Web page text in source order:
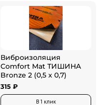
Виброизоляция
Comfort Mat ТИШИНА
Bronze 2 (0,5 x 0,7)
315 ₽
В 1 клик